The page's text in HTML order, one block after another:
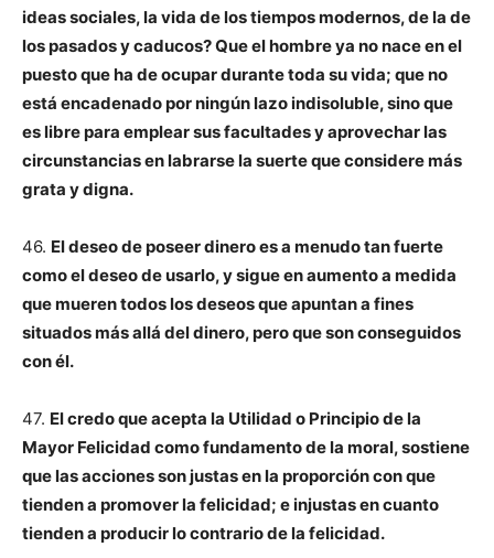
ideas sociales, la vida de los tiempos modernos, de la de
los pasados y caducos? Que el hombre ya no nace en el
puesto que ha de ocupar durante toda su vida; que no
está encadenado por ningún lazo indisoluble, sino que
es libre para emplear sus facultades y aprovechar las
circunstancias en labrarse la suerte que considere más
grata y digna.
46. El deseo de poseer dinero es a menudo tan fuerte
como el deseo de usarlo, y sigue en aumento a medida
que mueren todos los deseos que apuntan a fines
situados más allá del dinero, pero que son conseguidos
con él.
47. El credo que acepta la Utilidad o Principio de la
Mayor Felicidad como fundamento de la moral, sostiene
que las acciones son justas en la proporción con que
tienden a promover la felicidad; e injustas en cuanto
tienden a producir lo contrario de la felicidad.